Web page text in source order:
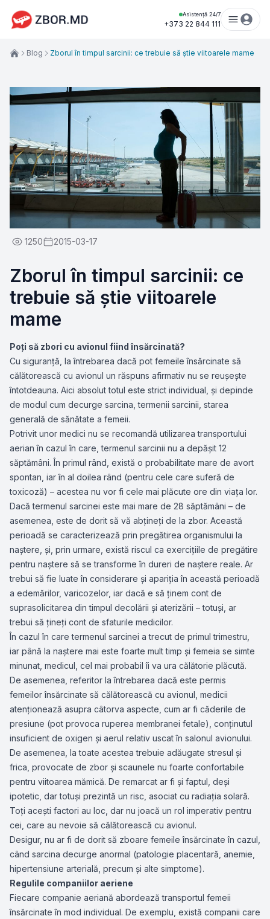
Asistență 24/7
+373 22 844 111
Blog Zborul în timpul sarcinii: ce trebuie să știe viitoarele mame
1250 2015-03-17
Zborul în timpul sarcinii: ce
trebuie să știe viitoarele
mame
Poţi să zbori cu avionul fiind însărcinată?
Cu siguranţă, la întrebarea dacă pot femeile însărcinate să
călătorească cu avionul un răspuns afirmativ nu se reuşeşte
întotdeauna. Aici absolut totul este strict individual, și depinde
de modul cum decurge sarcina, termenii sarcinii, starea
generală de sănătate a femeii.
Potrivit unor medici nu se recomandă utilizarea transportului
aerian în cazul în care, termenul sarcinii nu a depășit 12
săptămâni. În primul rând, există o probabilitate mare de avort
spontan, iar în al doilea rând (pentru cele care suferă de
toxicoză) – acestea nu vor fi cele mai plăcute ore din viaţa lor.
Dacă termenul sarcinei este mai mare de 28 săptămâni – de
asemenea, este de dorit să vă abţineţi de la zbor. Această
perioadă se caracterizează prin pregătirea organismului la
naştere, și, prin urmare, există riscul ca exerciţiile de pregătire
pentru naştere să se transforme în dureri de naştere reale. Ar
trebui să fie luate în considerare şi apariţia în această perioadă
a edemărilor, varicozelor, iar dacă e să ţinem cont de
suprasolicitarea din timpul decolării și aterizării – totuşi, ar
trebui să ţineţi cont de sfaturile medicilor.
În cazul în care termenul sarcinei a trecut de primul trimestru,
iar până la naştere mai este foarte mult timp şi femeia se simte
minunat, medicul, cel mai probabil îi va ura călătorie plăcută.
De asemenea, referitor la întrebarea dacă este permis
femeilor însărcinate să călătorească cu avionul, medicii
atenţionează asupra câtorva aspecte, cum ar fi căderile de
presiune (pot provoca ruperea membranei fetale), conţinutul
insuficient de oxigen și aerul relativ uscat în salonul avionului.
De asemenea, la toate acestea trebuie adăugate stresul și
frica, provocate de zbor și scaunele nu foarte confortabile
pentru viitoarea mămică. De remarcat ar fi şi faptul, deși
ipotetic, dar totuși prezintă un risc, asociat cu radiaţia solară.
Toţi acești factori au loc, dar nu joacă un rol imperativ pentru
cei, care au nevoie să călătorească cu avionul.
Desigur, nu ar fi de dorit să zboare femeile însărcinate în cazul,
când sarcina decurge anormal (patologie placentară, anemie,
hipertensiune arterială, precum și alte simptome).
Regulile companiilor aeriene
Fiecare companie aeriană abordează transportul femeii
însărcinate în mod individual. De exemplu, există companii care